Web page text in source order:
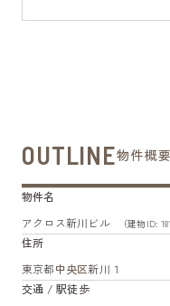
OUTLINE物件概要
物件名
アクロス新川ビル
（建物ID:
住所
東京都中央区新川１
交通 / 駅徒歩